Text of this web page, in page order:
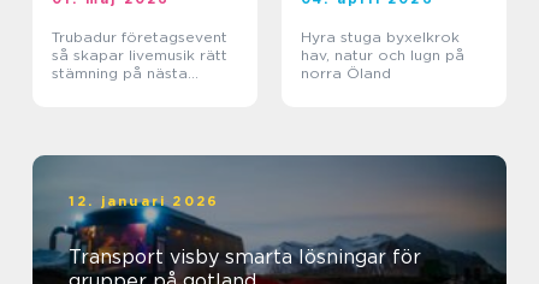
Trubadur företagsevent
så skapar livemusik rätt
stämning på nästa
Hyra stuga byxelkrok
hav, natur och lugn på
norra Öland
12. januari 2026
Transport visby smarta lösningar för